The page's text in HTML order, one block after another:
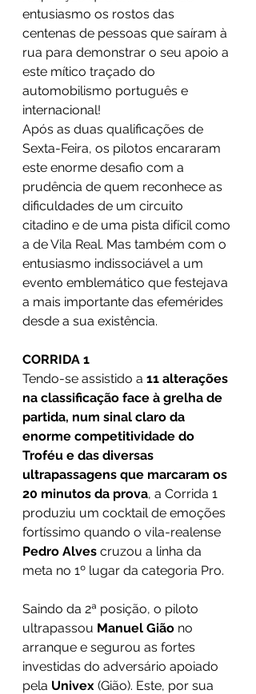
entusiasmo os rostos das
centenas de pessoas que saíram à
rua para demonstrar o seu apoio a
este mítico traçado do
automobilismo português e
internacional!
Após as duas qualificações de
Sexta-Feira, os pilotos encararam
este enorme desafio com a
prudência de quem reconhece as
dificuldades de um circuito
citadino e de uma pista difícil como
a de Vila Real. Mas também com o
entusiasmo indissociável a um
evento emblemático que festejava
a mais importante das efemérides
desde a sua existência.
CORRIDA 1
Tendo-se assistido a 11 alterações
na classificação face à grelha de
partida, num sinal claro da
enorme competitividade do
Troféu e das diversas
ultrapassagens que marcaram os
20 minutos da prova, a Corrida 1
produziu um cocktail de emoções
fortíssimo quando o vila-realense
Pedro Alves cruzou a linha da
meta no 1º lugar da categoria Pro.
Saindo da 2ª posição, o piloto
ultrapassou Manuel Gião no
arranque e segurou as fortes
investidas do adversário apoiado
pela Univex (Gião). Este, por sua